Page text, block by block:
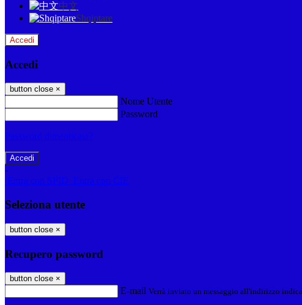
中文
Shqiptare
Accedi
Accedi
button close ×
Nome Utente
Password
Password dimenticata?
-
Entra con SPID
Entra con CIE
Seleziona utente
button close ×
Recupero password
button close ×
E-mail Verrà inviato un messaggio all'indirizzo